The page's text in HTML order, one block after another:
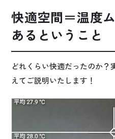
快適空間＝温度
あるということ
どれくらい快適だったのか
えてご説明いたします！